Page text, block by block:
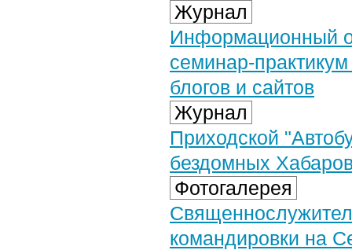
Журнал
Информационный
семинар-
блогов и сайтов
Журнал
Приходской
бездомных
Фотогалерея
командировки на